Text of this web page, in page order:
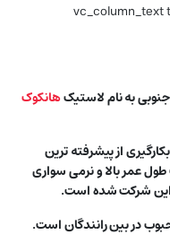
هانکوک
از پیشرفته ترین
عمر بالا و نرمی سواری
این شرکت شده است.
در بین رانندگان است.